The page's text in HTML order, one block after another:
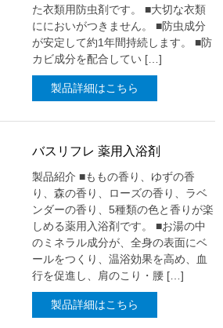
た衣類用防虫剤です。 ■大切な衣類
ににおいがつきません。 ■防虫成分
が安定して約1年間持続します。 ■防
カビ成分を配合してい […]
製品詳細はこちら
バスリフレ 薬用入浴剤
製品紹介 ■ももの香り、ゆずの香
り、森の香り、ローズの香り、ラベ
ンダーの香り、5種類の色と香りが楽
しめる薬用入浴剤です。 ■お湯の中
のミネラル成分が、全身の表面にベ
ールをつくり、温浴効果を高め、血
行を促進し、肩のこり・腰 […]
製品詳細はこちら